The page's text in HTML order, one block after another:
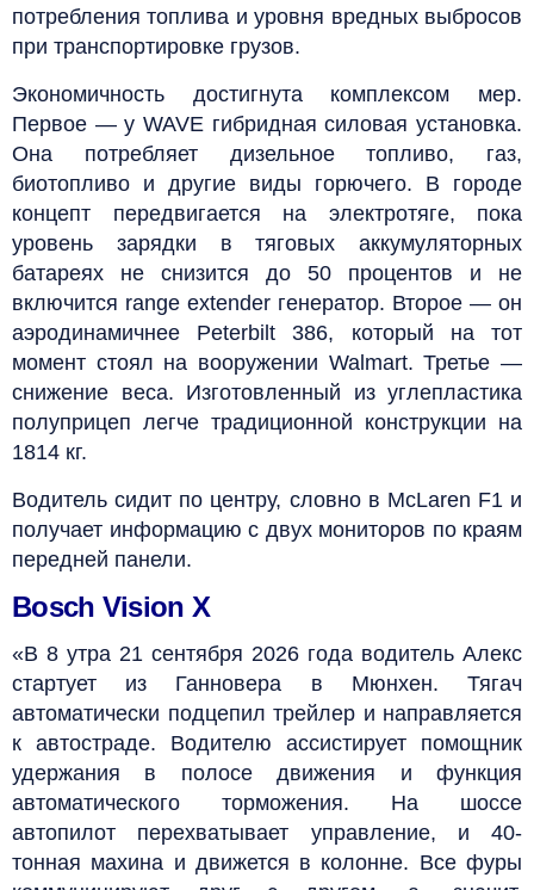
потребления топлива и уровня вредных выбросов
при транспортировке грузов.
Экономичность достигнута комплексом мер.
Первое — у WAVE гибридная силовая установка.
Она потребляет дизельное топливо, газ,
биотопливо и другие виды горючего. В городе
концепт передвигается на электротяге, пока
уровень зарядки в тяговых аккумуляторных
батареях не снизится до 50 процентов и не
включится range extender генератор. Второе — он
аэродинамичнее Peterbilt 386, который на тот
момент стоял на вооружении Walmart. Третье —
снижение веса. Изготовленный из углепластика
полуприцеп легче традиционной конструкции на
1814 кг.
Водитель сидит по центру, словно в McLaren F1 и
получает информацию с двух мониторов по краям
передней панели.
Bosch Vision X
«В 8 утра 21 сентября 2026 года водитель Алекс
стартует из Ганновера в Мюнхен. Тягач
автоматически подцепил трейлер и направляется
к автостраде. Водителю ассистирует помощник
удержания в полосе движения и функция
автоматического торможения. На шоссе
автопилот перехватывает управление, и 40-
тонная махина и движется в колонне. Все фуры